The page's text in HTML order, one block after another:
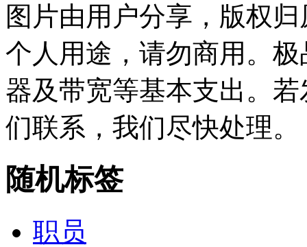
图片由用户分享，版权
个人用途，请勿商用。
器及带宽等基本支出。
们联系，我们尽快处理。
随机标签
职员